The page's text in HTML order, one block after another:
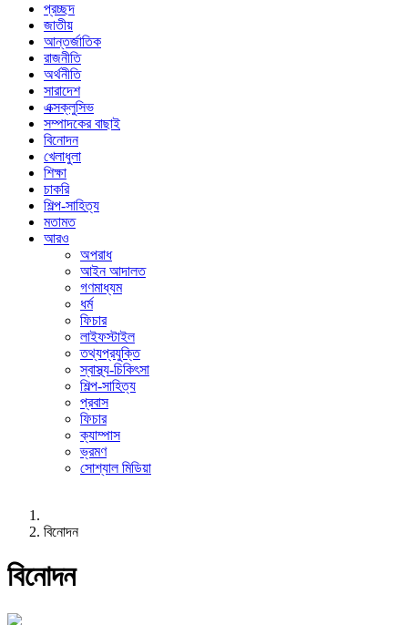
প্রচ্ছদ
জাতীয়
আন্তর্জাতিক
রাজনীতি
অর্থনীতি
সারাদেশ
এক্সক্লুসিভ
সম্পাদকের বাছাই
বিনোদন
খেলাধুলা
শিক্ষা
চাকরি
শিল্প-সাহিত্য
মতামত
আরও
অপরাধ
আইন আদালত
গণমাধ্যম
ধর্ম
ফিচার
লাইফস্টাইল
তথ্যপ্রযুক্তি
স্বাস্থ্য-চিকিৎসা
শিল্প-সাহিত্য
প্রবাস
ফিচার
ক্যাম্পাস
ভ্রমণ
সোশ্যাল মিডিয়া
বিনোদন
বিনোদন